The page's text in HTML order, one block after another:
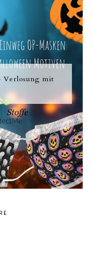
Verlosung mit